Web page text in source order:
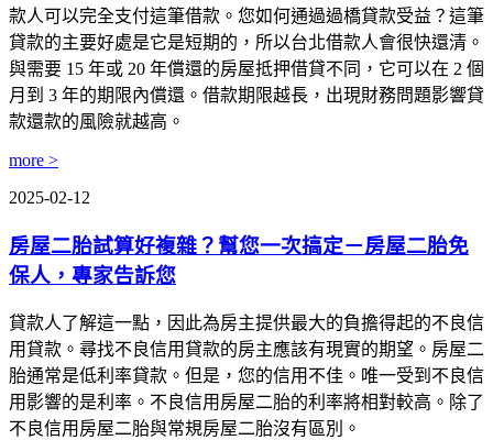
款人可以完全支付這筆借款。您如何通過過橋貸款受益？這筆
貸款的主要好處是它是短期的，所以台北借款人會很快還清。
與需要 15 年或 20 年償還的房屋抵押借貸不同，它可以在 2 個
月到 3 年的期限內償還。借款期限越長，出現財務問題影響貸
款還款的風險就越高。
more >
2025-02-12
房屋二胎試算好複雜？幫您一次搞定－房屋二胎免
保人，專家告訴您
貸款人了解這一點，因此為房主提供最大的負擔得起的不良信
用貸款。尋找不良信用貸款的房主應該有現實的期望。房屋二
胎通常是低利率貸款。但是，您的信用不佳。唯一受到不良信
用影響的是利率。不良信用房屋二胎的利率將相對較高。除了
不良信用房屋二胎與常規房屋二胎沒有區別。